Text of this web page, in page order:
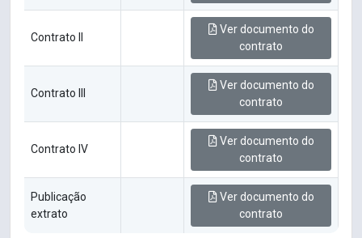
Contrato II
Ver documento do
contrato
Contrato III
Ver documento do
contrato
Contrato IV
Ver documento do
contrato
Publicação
extrato
Ver documento do
contrato